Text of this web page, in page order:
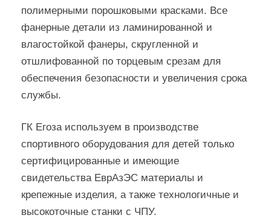
полимерными порошковыми красками. Все
фанерные детали из ламинированной и
влагостойкой фанеры, скругленной и
отшлифованной по торцевым срезам для
обеспечения безопасности и увеличения срока
службы.
ГК Егоза используем в производстве
спортивного оборудования для детей только
сертифицированные и имеющие
свидетельства ЕврАзЭС материалы и
крепежные изделия, а также технологичные и
высокоточные станки с ЧПУ.